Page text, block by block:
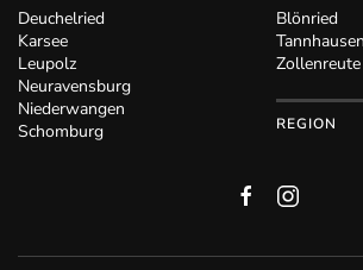
Deuchelried
Karsee
Leupolz
Neuravensburg
Niederwangen
Schomburg
Blönried
Tannhausen
Zollenreute
REGION